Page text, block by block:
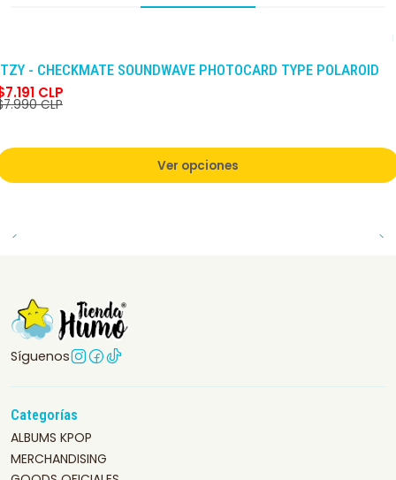
- CHECKMATE SOUNDWAVE PHOTOCARD TYPE POLAROID
CLP
CLP
Ver opciones
Síguenos
Categorías
ALBUMS KPOP
MERCHANDISING